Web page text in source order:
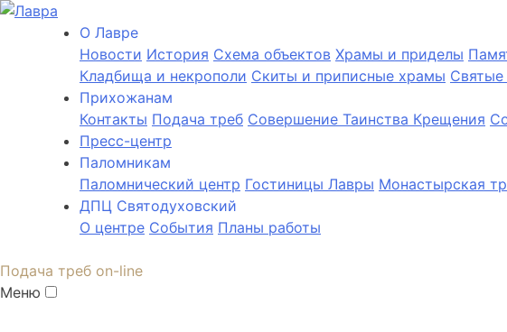
О Лаврe
Новости История Cхема объектов Храмы и приделы
Кладбища и некрополи Скиты и приписные храмы
Прихожанам
Контакты Подача треб Совершение Таинства Крещения
Пресс-центр
Паломникам
Паломнический центр Гостиницы Лавры Монастырская
ДПЦ Святодуховский
О центре События Планы работы
Подача треб on-line
Меню